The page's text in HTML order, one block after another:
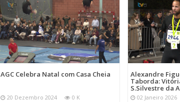
AGC Celebra Natal com Casa Cheia
20 Dezembro 2024 0 K
Alexandre
Taborda:
S.Silvestre da
02 Janeiro 2026